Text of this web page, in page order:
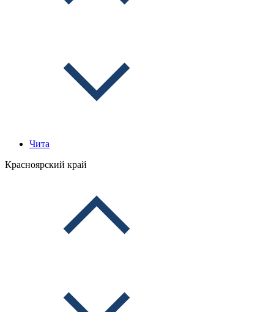
Чита
Красноярский край